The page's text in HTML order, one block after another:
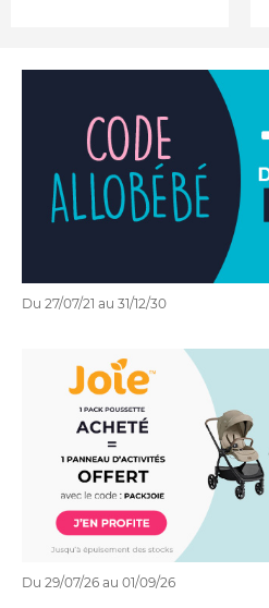
Du 27/07/21 au 31/12/30
Du 29/07/26 au 01/09/26